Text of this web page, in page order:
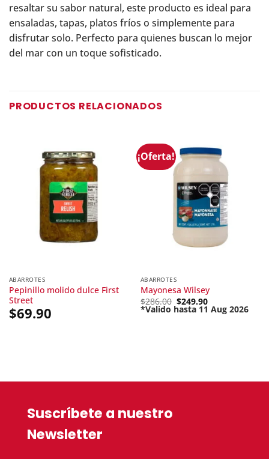
resaltar su sabor natural, este producto es ideal para
ensaladas, tapas, platos fríos o simplemente para
disfrutar solo. Perfecto para quienes buscan lo mejor
del mar con un toque sofisticado.
PRODUCTOS RELACIONADOS
ABARROTES
Pepinillo molido dulce First
Street
$69.90
¡Oferta!
ABARROTES
Mayonesa Wilsey
$286.00 Original
price
was:
$249.90
*Valido hasta 11 Aug 2026
Current
Suscríbete a nuestro
Newsletter